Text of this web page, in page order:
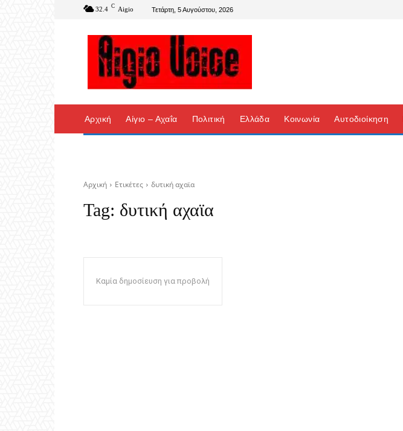
32.4 C Aigio Τετάρτη, 5 Αυγούστου, 2026
Αρχική Αίγιο – Αχαΐα Πολιτική Ελλάδα Κοινωνία Αυτοδιοίκηση
Αρχική Ετικέτες δυτική αχαϊα
Tag: δυτική αχαϊα
Καμία δημοσίευση για προβολή